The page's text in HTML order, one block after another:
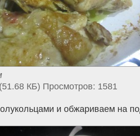
КБ) Просмотров: 1581
и обжариваем на